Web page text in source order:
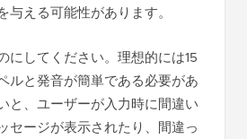
与える可能性があります。
にしてください。理想的には15
ルと発音が簡単である必要があ
と、ユーザーが入力時に間違い
セージが表示されたり、間違っ